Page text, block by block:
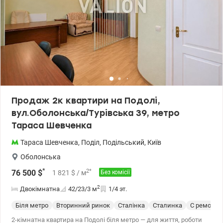
Продаж 2к квартири на Подолі,
вул.Оболонська/Турівська 39, метро
Тараса Шевченка
Тараса Шевченка, Поділ, Подільський, Київ
Оболонська
76 500 $* 1 821 $ / м2* Без комісії
Двокімнатна 42/23/3 м2 1/4 эт.
Біля метро Вторинний ринок Сталінка Сталинка
С
2-кімнатна квартира на Подолі біля метро — для життя, роботи